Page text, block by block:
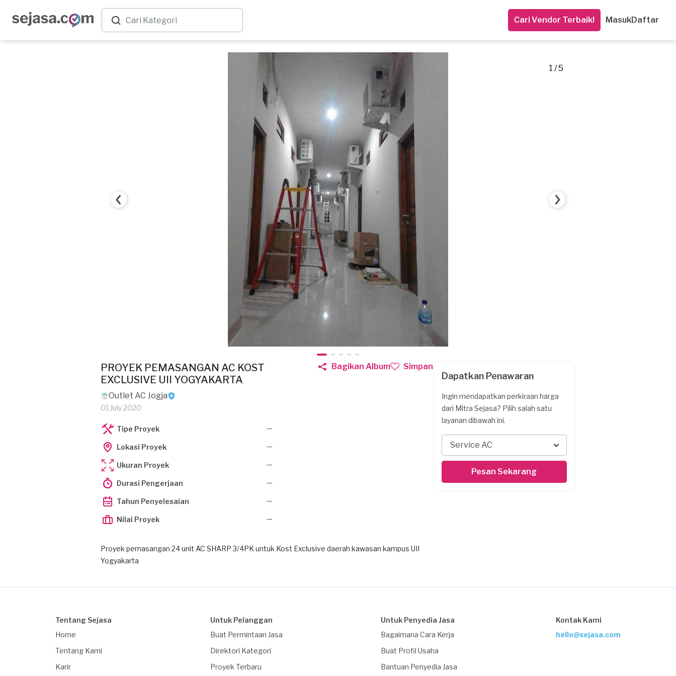
Cari Vendor Terbaik! MasukDaftar
1 / 5
PROYEK PEMASANGAN AC KOST
EXCLUSIVE UII YOGYAKARTA
Outlet AC Jogja
01 July 2020
Bagikan Album Simpan
Tipe Proyek —
Lokasi Proyek —
Ukuran Proyek —
Durasi Pengerjaan —
Tahun Penyelesaian —
Nilai Proyek —
Proyek pemasangan 24 unit AC SHARP 3/4PK untuk Kost Exclusive daerah kawasan kampus UII
Yogyakarta
Dapatkan Penawaran
Ingin mendapatkan perkiraan harga
dari Mitra Sejasa? Pilih salah satu
layanan dibawah ini.
Service AC
Pesan Sekarang
Tentang Sejasa
Home
Tentang Kami
Karir
Untuk Pelanggan
Buat Permintaan Jasa
Direktori Kategori
Proyek Terbaru
Untuk Penyedia Jasa
Bagaimana Cara Kerja
Buat Profil Usaha
Bantuan Penyedia Jasa
Kontak Kami
hello@sejasa.com